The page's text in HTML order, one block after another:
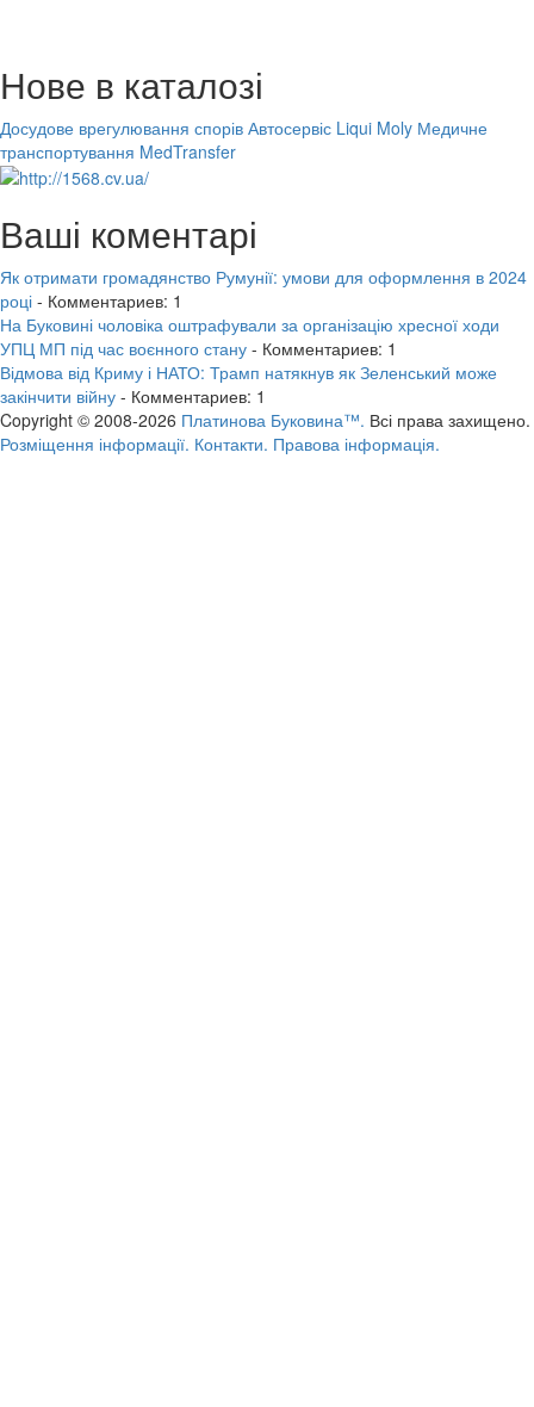
Нове в каталозі
Досудове врегулювання спорів Автосервіс Liqui Moly Медичне
транспортування MedTransfer
Ваші коментарі
Як отримати громадянство Румунії: умови для оформлення в 2024
році - Комментариев: 1
На Буковині чоловіка оштрафували за організацію хресної ходи
УПЦ МП під час воєнного стану - Комментариев: 1
Відмова від Криму і НАТО: Трамп натякнув як Зеленський може
закінчити війну - Комментариев: 1
Copyright © 2008-2026 Платинова Буковина™. Всі права захищено.
Розміщення інформації. Контакти. Правова інформація.